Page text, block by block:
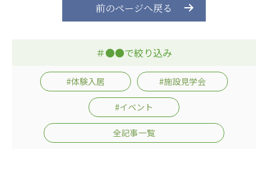
株式会社フラワーコミュニティ放送
特定非営利活動法人共生フォーラム
一般社団法人フードラボジャパン
特定非営利活動法人日本医療福祉機構
前のページへ戻る
＃●●で絞り込み
#体験入居 #施設見学会
#イベント
全記事一覧